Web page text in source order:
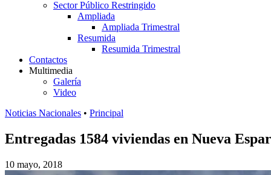
Sector Público Restringido
Ampliada
Ampliada Trimestral
Resumida
Resumida Trimestral
Contactos
Multimedia
Galería
Video
Noticias Nacionales • Principal
Entregadas 1584 viviendas en Nueva
10 mayo, 2018